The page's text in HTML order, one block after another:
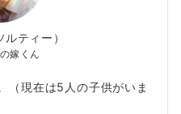
ティー）
嫁くん
（現在は5人の子供がいま